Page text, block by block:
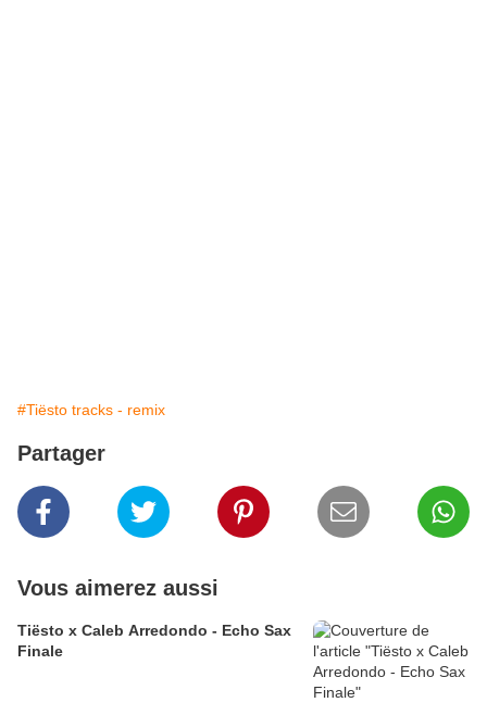
#Tiësto tracks - remix
Partager
Vous aimerez aussi
Tiësto x Caleb Arredondo - Echo Sax
Finale